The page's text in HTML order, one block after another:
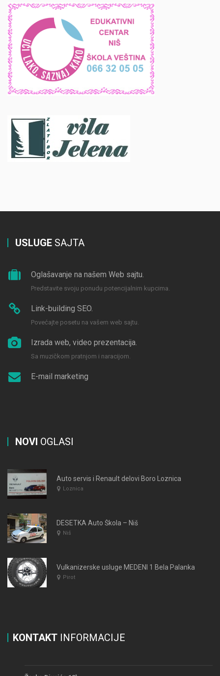
USLUGE SAJTA
Oglašavanje na našem Web sajtu.
Predstavite svoju ponudu potencijalnim kupcima.
Link-building SEO.
Povećajte posetu na vašem web sajtu.
Izrada web, video prezentacija.
Sa muzičkom pratnjom i naracijom.
E-mail marketing
NOVI OGLASI
Auto servis i Renault delovi Boro Loznica
Loznica
DESETKA Auto Škola – Niš
Niš
Vulkanizerske usluge MEDENI 1 Bela Palanka
Pirot
KONTAKT INFORMACIJE